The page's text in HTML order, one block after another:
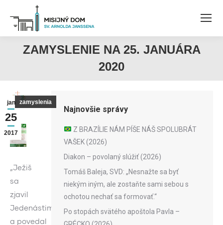
ZAMYSLENIE NA 25. JANUÁRA
2020
jan
25
2017
zamyslenia
„Ježiš
sa
zjavil
Jedenástim
a povedal
Najnovšie správy
Z BRAZÍLIE NÁM PÍŠE NÁŠ SPOLUBRÁT
VAŠEK (2026)
Diakon – povolaný slúžiť (2026)
Tomáš Baleja, SVD: „Nesnažte sa byť
niekým iným, ale zostaňte sami sebou s
ochotou nechať sa formovať.“
Po stopách svätého apoštola Pavla –